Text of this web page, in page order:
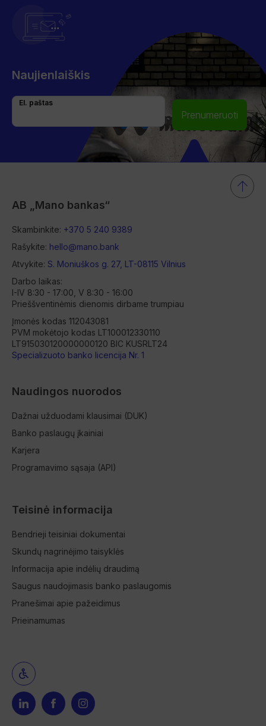
Naujienlaiškis
El. paštas
Prenumeruoti
AB „Mano bankas“
Skambinkite: +370 5 240 9389
Rašykite: hello@mano.bank
Atvykite: S. Moniuškos g. 27, LT-08115 Vilnius
Darbo laikas:
I-IV 8:30 - 17:00, V 8:30 - 16:00
Prieššventinėmis dienomis dirbame trumpiau
Įmonės kodas 112043081
PVM mokėtojo kodas LT100012330110
LT915030120000000120 BIC KUSRLT24
Specializuoto banko licencija Nr. 1
Naudingos nuorodos
Dažnai užduodami klausimai (DUK)
Banko paslaugų įkainiai
Karjera
Programavimo sąsaja (API)
Teisinė informacija
Bendrieji teisiniai dokumentai
Skundų nagrinėjimo taisyklės
Informacija apie indėlių draudimą
Saugus naudojimasis banko paslaugomis
Pranešimai apie pažeidimus
Prieinamumas